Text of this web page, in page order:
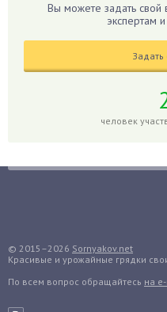
Годжи
Голубика
Гуава
Гузмания
Дайкон
Вы можете задать свой
экспертам
Задать
человек
© 2015–2026 Sornyakov.net
Красивые и урожайные грядки
По всем вопрос обращайтесь на